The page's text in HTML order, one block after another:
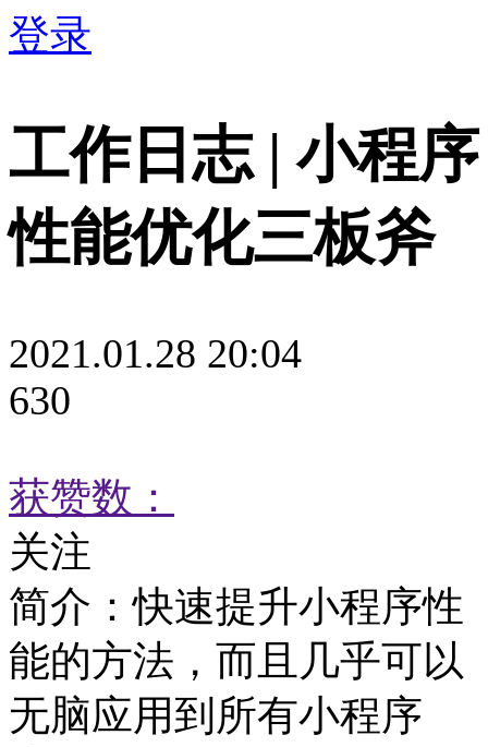
登录
工作日志 | 小程序
性能优化三板斧
2021.01.28 20:04
630
获赞数：
关注
简介：快速提升小程序性
能的方法，而且几乎可以
无脑应用到所有小程序